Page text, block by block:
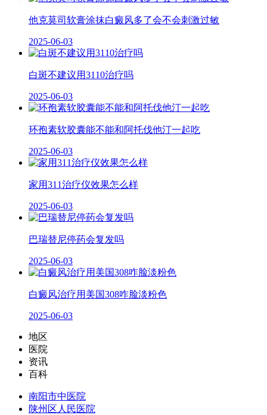
他克莫司软膏涂抹白癜风多了会不会刺激过敏
2025-06-03
白斑不建议用3110治疗吗
2025-06-03
环孢素软胶囊能不能和阿托伐他汀一起吃
2025-06-03
家用311治疗仪效果怎么样
2025-06-03
巴瑞替尼停药会复发吗
2025-06-03
白癜风治疗用美国308咋脸淡粉色
2025-06-03
地区
医院
资讯
百科
南阳市中医院
陕州区人民医院